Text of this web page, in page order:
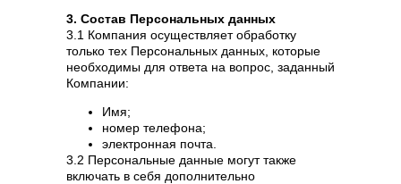
3. Состав Персональных данных
3.1 Компания осуществляет обработку
только тех Персональных данных, которые
необходимы для ответа на вопрос, заданный
Компании:
Имя;
номер телефона;
электронная почта.
3.2 Персональные данные могут также
включать в себя дополнительно